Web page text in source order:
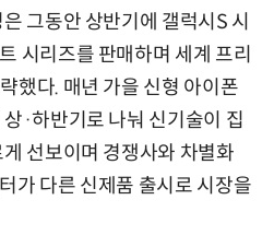
그동안 상반기에 갤럭시S 시
시리즈를 판매하며 세계 프리
했다. 매년 가을 신형 아이폰
·하반기로 나눠 신기술이 집
선보이며 경쟁사와 차별화
가 다른 신제품 출시로 시장을